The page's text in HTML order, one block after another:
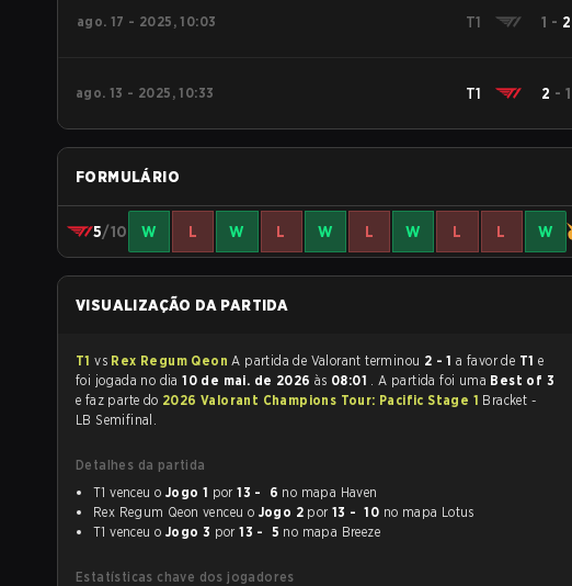
ago. 17 - 2025, 10:03 T1 1 - 2
ago. 13 - 2025, 10:33 T1 2 - 1
FORMULÁRIO
5/10 W L W L W L W L L W
VISUALIZAÇÃO DA PARTIDA
T1vs Rex Regum Qeon A partida de Valorant terminou 2 - 1 a favor de T1 e
foi jogada no dia10 de mai. de 2026 às 08:01 . A partida foi uma Best of 3
e faz parte do 2026 Valorant Champions Tour: Pacific Stage 1 Bracket -
LB Semifinal.
Detalhes da partida
T1 venceu o Jogo 1 por 13 - 6 no mapa Haven
Rex Regum Qeon venceu o Jogo 2 por 13 - 10 no mapa Lotus
T1 venceu o Jogo 3 por 13 - 5 no mapa Breeze
Estatísticas chave dos jogadores